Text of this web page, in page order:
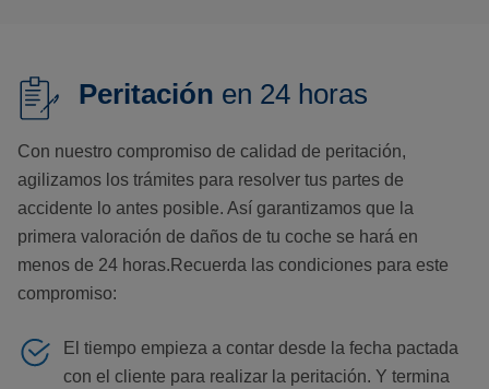
Peritación en 24 horas
Con nuestro compromiso de calidad de peritación,
agilizamos los trámites para resolver tus partes de
accidente lo antes posible. Así garantizamos que la
primera valoración de daños de tu coche se hará en
menos de 24 horas.Recuerda las condiciones para este
compromiso:
El tiempo empieza a contar desde la fecha pactada
con el cliente para realizar la peritación. Y termina